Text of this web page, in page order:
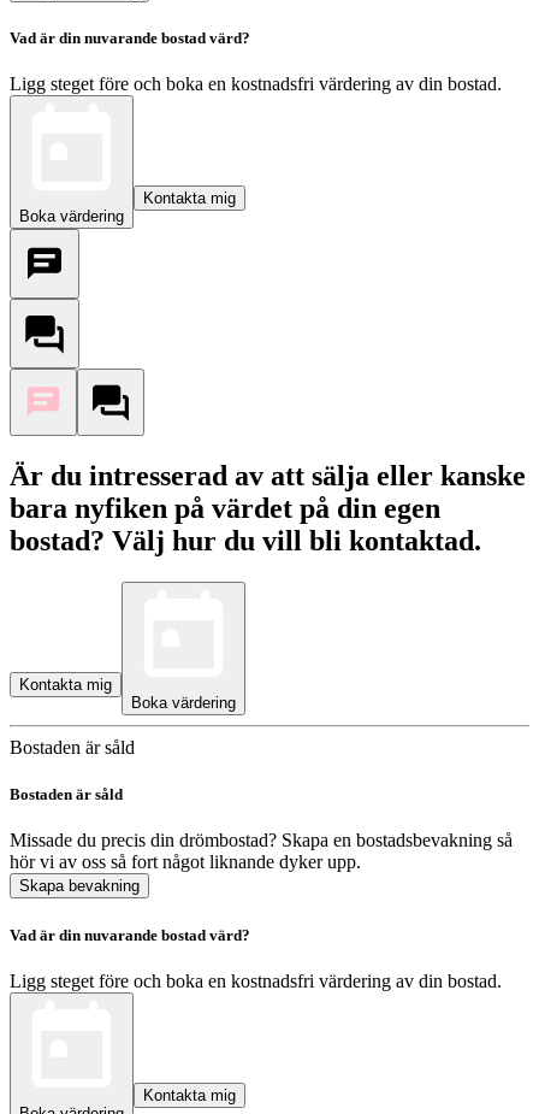
Vad är din nuvarande bostad värd?
Ligg steget före och boka en kostnadsfri värdering av din bostad.
Boka värdering
Kontakta mig
Är du intresserad av att sälja eller kanske
bara nyfiken på värdet på din egen
bostad? Välj hur du vill bli kontaktad.
Kontakta mig
Boka värdering
Bostaden är såld
Bostaden är såld
Missade du precis din drömbostad? Skapa en bostadsbevakning så
hör vi av oss så fort något liknande dyker upp.
Skapa bevakning
Vad är din nuvarande bostad värd?
Ligg steget före och boka en kostnadsfri värdering av din bostad.
Kontakta mig